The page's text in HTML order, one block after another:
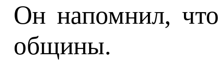
Он напомнил,
общины.